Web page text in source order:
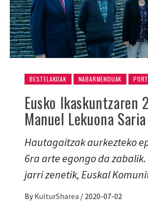
BESTELAKOAK NABARMENDUAK
Eusko Ikaskuntzaren
Manuel Lekuona
Hautagaitzak aurkezteko
6ra arte egongo da
jarri zenetik, Euskal
By KulturSharea / 2020-07-02